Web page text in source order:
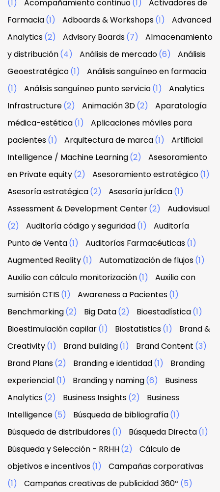
(1) Acompañamiento continuo(1)
Activadores de
Farmacia(1) Adboards & Workshops(1)
Advanced
Analytics(2) Advisory Boards(7)
Almacenamiento
y distribución(4) Análisis de mercado(6)
Análisis
Geoestratégico(1)
Análisis sanguíneo en farmacia
(1)
Análisis sanguíneo punto servicio(1)
Analytics
Infrastructure(2) Animación 3D(2)
Aparatología
médica-estética(1)
Aplicaciones móviles para
pacientes(1) Arquitectura de marca(1)
Artificial
Intelligence / Machine Learning(2)
Asesoramiento
en Private equity(2) Asesoramiento estratégico(1)
Asesoría estratégica(2) Asesoría jurídica(1)
Assessment & Development Center(2)
Audiovisual
(2)
Auditoría código y seguridad(1)
Auditoría
Punto de Venta(1) Auditorías Farmacéuticas(1)
Augmented Reality(1) Automatización de flujos(1)
Auxilio con cálculo monitorización(1)
Auxilio con
sumisión CTIS (1) Awareness a Pacientes(1)
Benchmarking(2) Big Data(2) Bioestadística(1)
Bioestimulación capilar(1) Biostatistics(1)
Brand &
Creativity(1) Brand building(1) Brand Content (3)
Brand Plans(2) Branding e identidad(1)
Branding
experiencial(1) Branding y naming(6)
Business
Analytics(2) Business Insights(2)
Business
Intelligence(5) Búsqueda de bibliografía(1)
Búsqueda de distribuidores(1) Búsqueda Directa(1)
Búsqueda y Selección - RRHH(2)
Cálculo de
objetivos e incentivos(1)
Campañas corporativas
(1)
Campañas creativas de publicidad 360º (5)